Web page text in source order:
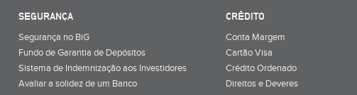
SEGURANÇA
Segurança no BiG
Fundo de Garantia de Depósitos
Sistema de Indemnização aos Investidores
Avaliar a solidez de um Banco
CRÉDITO
Conta Margem
Cartão Visa
Crédito Ordenado
Direitos e Deveres